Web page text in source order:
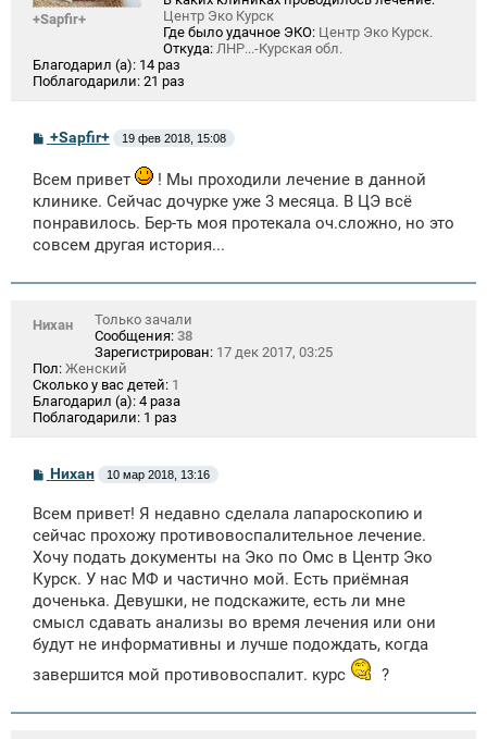
+Sapfir+
Центр Эко Курск
Где было удачное ЭКО: Центр Эко Курск.
Откуда: ЛНР...-Курская обл.
Благодарил (а): 14 раз
Поблагодарили: 21 раз
С
о
б
щ
е
н
и
+Sapfir+ 19 фев 2018, 15:08
Всем привет
! Мы проходили лечение в данной
клинике. Сейчас дочурке уже 3 месяца. В ЦЭ всё
понравилось. Бер-ть моя протекала оч.сложно, но это
совсем другая история...
Нихан
Только зачали
Сообщения: 38
Зарегистрирован: 17 дек 2017, 03:25
Пол: Женский
Сколько у вас детей: 1
Благодарил (а): 4 раза
Поблагодарили: 1 раз
С
о
б
щ
н
и
е
Нихан 10 мар 2018, 13:16
Всем привет! Я недавно сделала лапароскопию и
сейчас прохожу противовоспалительное лечение.
Хочу подать документы на Эко по Омс в Центр Эко
Курск. У нас МФ и частично мой. Есть приёмная
доченька. Девушки, не подскажите, есть ли мне
смысл сдавать анализы во время лечения или они
будут не информативны и лучше подождать, когда
завершится мой противовоспалит. курс
?